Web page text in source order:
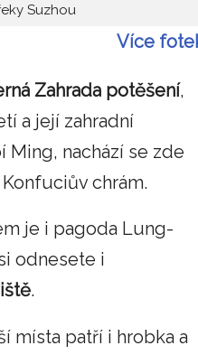
Suzhou
Více
Zahrada potěšení,
a její zahradní
nachází se zde
chrám.
je i pagoda Lung-
odnesete i
.
místa patří i hrobka a